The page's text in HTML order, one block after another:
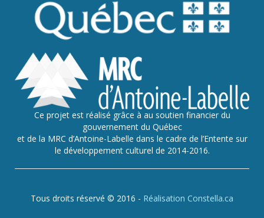
Ce projet est réalisé grâce à au soutien financier du
gouvernement du Québec
et de la MRC d’Antoine-Labelle dans le cadre de l’Entente sur
le développement culturel de 2014-2016.
Tous droits réservé © 2016 - Réalisation Constella.ca